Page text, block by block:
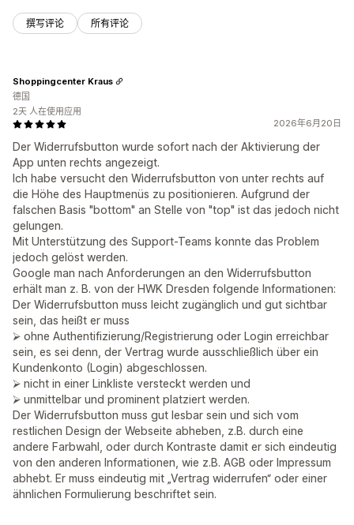
撰写评论 所有评论
2026年6月20日
Der Widerrufsbutton wurde sofort nach der Aktivierung der
App unten rechts angezeigt.
Ich habe versucht den Widerrufsbutton von unter rechts auf
die Höhe des Hauptmenüs zu positionieren. Aufgrund der
falschen Basis "bottom" an Stelle von "top" ist das jedoch nicht
gelungen.
Mit Unterstützung des Support-Teams konnte das Problem
jedoch gelöst werden.
Google man nach Anforderungen an den Widerrufsbutton
erhält man z. B. von der HWK Dresden folgende Informationen:
Der Widerrufsbutton muss leicht zugänglich und gut sichtbar
sein, das heißt er muss
⮚ ohne Authentifizierung/Registrierung oder Login erreichbar
sein, es sei denn, der Vertrag wurde ausschließlich über ein
Kundenkonto (Login) abgeschlossen.
⮚ nicht in einer Linkliste versteckt werden und
⮚ unmittelbar und prominent platziert werden.
Der Widerrufsbutton muss gut lesbar sein und sich vom
restlichen Design der Webseite abheben, z.B. durch eine
andere Farbwahl, oder durch Kontraste damit er sich eindeutig
von den anderen Informationen, wie z.B. AGB oder Impressum
abhebt. Er muss eindeutig mit „Vertrag widerrufen“ oder einer
ähnlichen Formulierung beschriftet sein.
Shoppingcenter Kraus
德国
2天 人在使用应用